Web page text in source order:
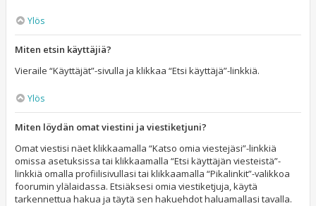
Ylös
Miten etsin käyttäjiä?
Vieraile “Käyttäjät”-sivulla ja klikkaa “Etsi käyttäjä”-linkkiä.
Ylös
Miten löydän omat viestini ja viestiketjuni?
Omat viestisi näet klikkaamalla “Katso omia viestejäsi”-linkkiä
omissa asetuksissa tai klikkaamalla “Etsi käyttäjän viesteistä”-
linkkiä omalla profiilisivullasi tai klikkaamalla “Pikalinkit”-valikkoa
foorumin ylälaidassa. Etsiäksesi omia viestiketjuja, käytä
tarkennettua hakua ja täytä sen hakuehdot haluamallasi tavalla.